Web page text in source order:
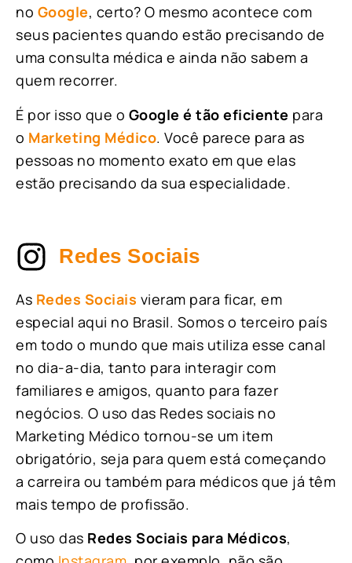
no Google, certo? O mesmo acontece com
seus pacientes quando estão precisando de
uma consulta médica e ainda não sabem a
quem recorrer.
É por isso que o Google é tão eficiente para
o Marketing Médico. Você parece para as
pessoas no momento exato em que elas
estão precisando da sua especialidade.
Redes Sociais
As Redes Sociais vieram para ficar, em
especial aqui no Brasil. Somos o terceiro país
em todo o mundo que mais utiliza esse canal
no dia-a-dia, tanto para interagir com
familiares e amigos, quanto para fazer
negócios. O uso das Redes sociais no
Marketing Médico tornou-se um item
obrigatório, seja para quem está começando
a carreira ou também para médicos que já têm
mais tempo de profissão.
O uso das Redes Sociais para Médicos,